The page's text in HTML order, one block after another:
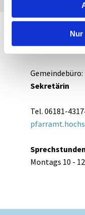
Nur
Ihr
Sekretärin
Tel. 06181-
Montags 10 -